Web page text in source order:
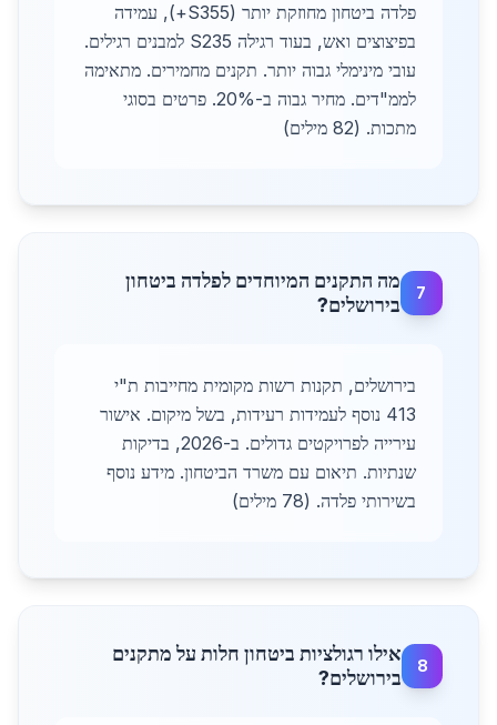
פלדה ביטחון מחוזקת יותר (S355+), עמידה
בפיצוצים ואש, בעוד רגילה S235 למבנים רגילים.
עובי מינימלי גבוה יותר. תקנים מחמירים. מתאימה
לממ"דים. מחיר גבוה ב-20%. פרטים בסוגי
מתכות. (82 מילים)
7
מה התקנים המיוחדים לפלדה ביטחון
בירושלים?
בירושלים, תקנות רשות מקומית מחייבות ת"י
413 נוסף לעמידות רעידות, בשל מיקום. אישור
עירייה לפרויקטים גדולים. ב-2026, בדיקות
שנתיות. תיאום עם משרד הביטחון. מידע נוסף
בשירותי פלדה. (78 מילים)
8
אילו רגולציות ביטחון חלות על מתקנים
בירושלים?